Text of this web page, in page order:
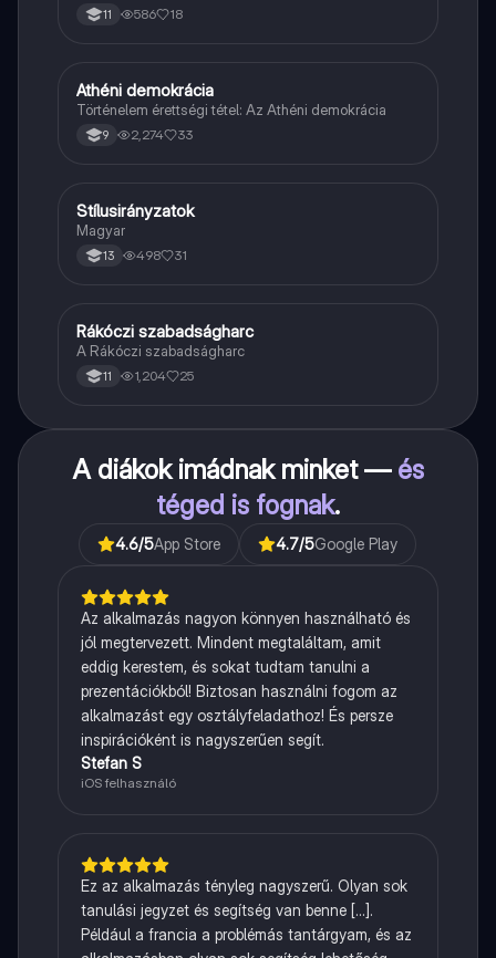
11 586 18
Töri
Athéni demokrácia
Történelem érettségi tétel: Az Athéni demokrácia
9 2,274 33
Magyar
Stílusirányzatok
Magyar
13 498 31
Töri
Rákóczi szabadságharc
A Rákóczi szabadságharc
11 1,204 25
A diákok imádnak minket — és
téged is fognak.
4.6/5App Store 4.7/5Google Play
Az alkalmazás nagyon könnyen használható és
jól megtervezett. Mindent megtaláltam, amit
eddig kerestem, és sokat tudtam tanulni a
prezentációkból! Biztosan használni fogom az
alkalmazást egy osztályfeladathoz! És persze
inspirációként is nagyszerűen segít.
Stefan S
iOS felhasználó
Ez az alkalmazás tényleg nagyszerű. Olyan sok
tanulási jegyzet és segítség van benne [...].
Például a francia a problémás tantárgyam, és az